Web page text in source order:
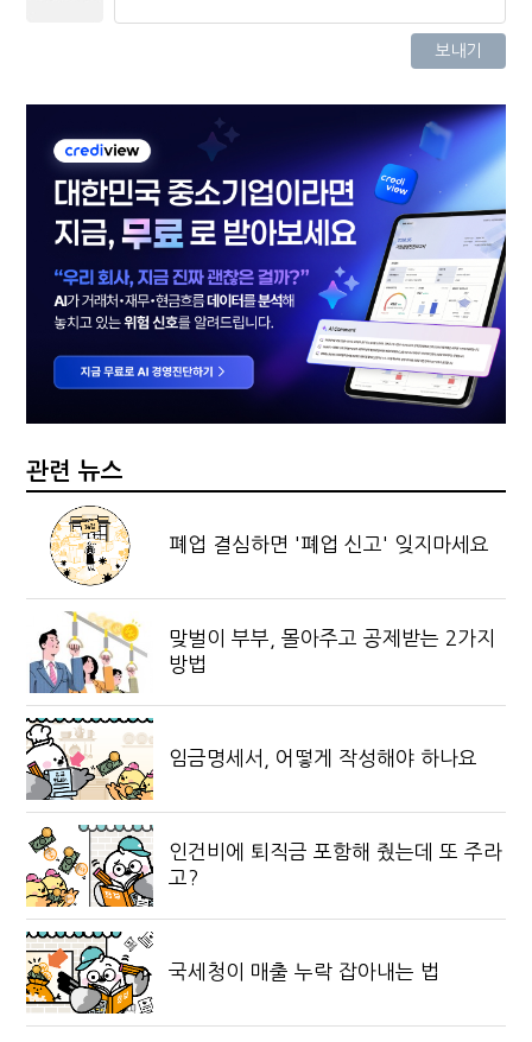
관련 뉴스
폐업 결심하면 '폐업 신고' 잊지마세요
맞벌이 부부, 몰아주고 공제받는 2가지
방법
임금명세서, 어떻게 작성해야 하나요
인건비에 퇴직금 포함해 줬는데 또 주라
고?
국세청이 매출 누락 잡아내는 법